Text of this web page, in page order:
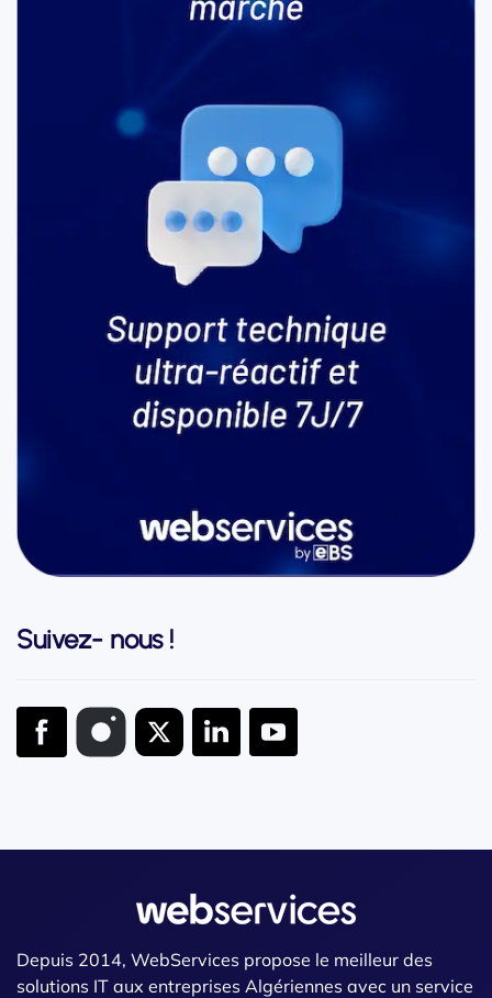
Suivez- nous !
Depuis 2014, WebServices propose le meilleur des
solutions IT aux entreprises Algériennes avec un service